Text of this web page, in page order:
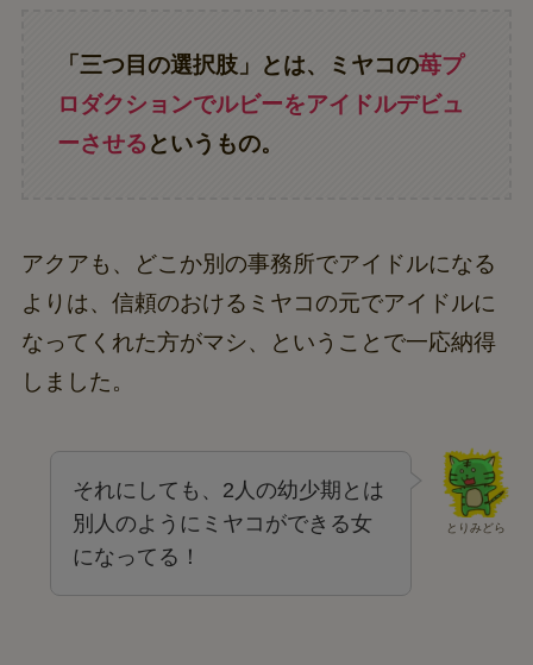
「三つ目の選択肢」とは、ミヤコの苺プ
ロダクションでルビーをアイドルデビュ
ーさせる というもの。
アクアも、どこか別の事務所でアイドルになる
よりは、信頼のおけるミヤコの元でアイドルに
なってくれた方がマシ、ということで一応納得
しました。
とりみどら
それにしても、2人の幼少期とは
別人のようにミヤコができる女
になってる！